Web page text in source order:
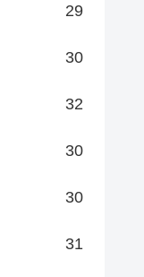
29
30
32
30
30
31